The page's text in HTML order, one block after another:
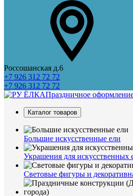
Россошанская д.6
+7 926 312 72 72
+7 926 312 72 72
Праздничное
Каталог товаров
Большие искусственные ели
Украшения для искусственных
Световые фигуры и